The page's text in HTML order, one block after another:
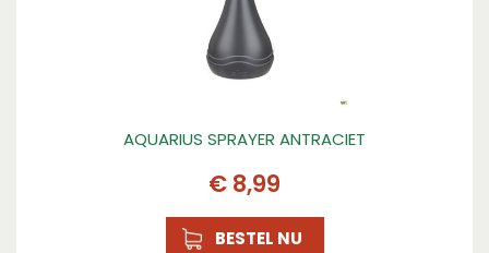
AQUARIUS SPRAYER ANTRACIET
€ 8,99
BESTEL NU